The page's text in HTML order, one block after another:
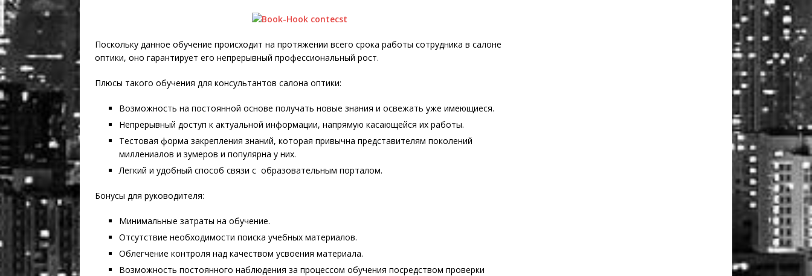
Поскольку данное обучение происходит на протяжении всего срока работы сотрудника в салоне
оптики, оно гарантирует его непрерывный профессиональный рост.
Плюсы такого обучения для консультантов салона оптики:
Возможность на постоянной основе получать новые знания и освежать уже имеющиеся.
Непрерывный доступ к актуальной информации, напрямую касающейся их работы.
Тестовая форма закрепления знаний, которая привычна представителям поколений
миллениалов и зумеров и популярна у них.
Легкий и удобный способ связи с образовательным порталом.
Бонусы для руководителя:
Минимальные затраты на обучение.
Отсутствие необходимости поиска учебных материалов.
Облегчение контроля над качеством усвоения материала.
Возможность постоянного наблюдения за процессом обучения посредством проверки